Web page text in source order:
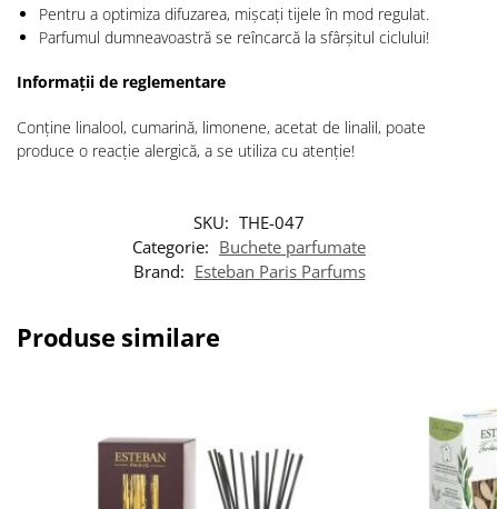
Pentru a optimiza difuzarea, mișcați tijele în mod regulat.
Parfumul dumneavoastră se reîncarcă la sfârșitul ciclului!
Informații de reglementare
Conține linalool, cumarină, limonene, acetat de linalil, poate
produce o reacție alergică, a se utiliza cu atenție!
SKU: THE-047
Categorie: Buchete parfumate
Brand: Esteban Paris Parfums
Produse similare